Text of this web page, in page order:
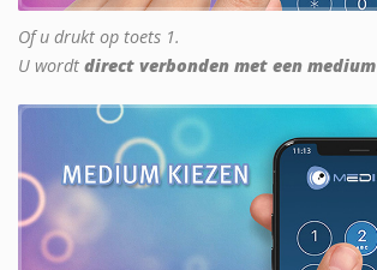
Of u drukt op toets 1.
U wordt direct verbonden met een medium